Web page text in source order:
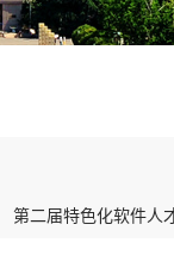
第二届特色化软件人